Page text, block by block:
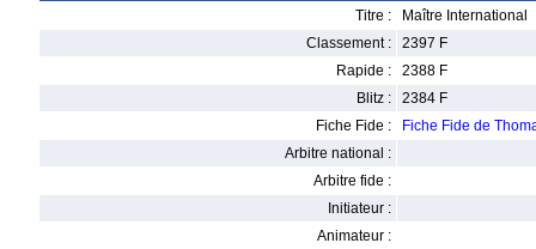
Titre :
Maître International
Classement :
2397 F
Rapide :
2388 F
Blitz :
2384 F
Fiche Fide :
Fiche Fide de
Arbitre national :
Arbitre fide :
Initiateur :
Animateur :